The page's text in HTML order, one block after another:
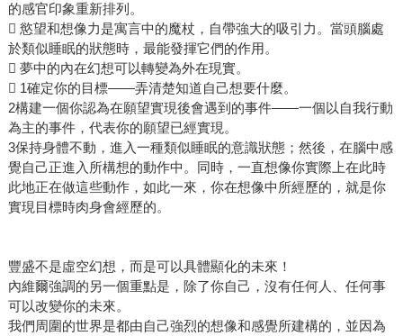
的感官印象重新排列。
 慾望和想像力是寓言中的魔杖，自帶強大的吸引力。當頭腦處
於類似睡眠的狀態時，最能發揮它們的作用。
 夢中的內在幻想可以轉變為外在現實。
 1確定你的目標——弄清楚知道自己想要什麼。
2構建一個你認為在願望實現後會遇到的事件——一個以自我行動
為主的事件，代表你的願望已經實現。
3保持身體不動，進入一種類似睡眠的意識狀態；然後，在腦中感
覺自己正進入所構想的動作中。同時，一直想像你實際上在此時
此地正在做這些動作，如此一來，你在想像中所經歷的，就是你
實現目標時肉身會經歷的。
豐盛不是虛空幻想，而是可以具體顯化的未來！
內維爾強調的另一個重點是，除了你自己，沒有任何人、任何事
可以改變你的未來。
我們周圍的世界是都由自己強烈的想像和感覺所建構的，並因為